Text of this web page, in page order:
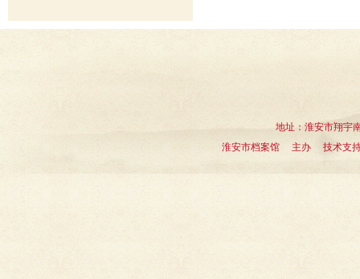
地址：淮安市翔宇
淮安市档案馆 主办 技术支持